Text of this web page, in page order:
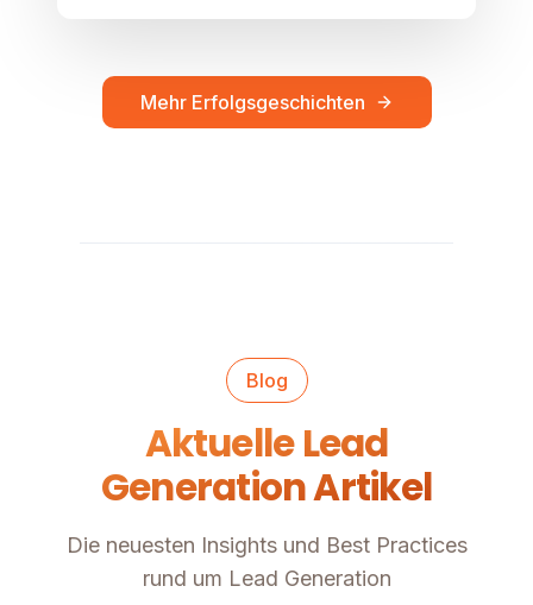
Mehr Erfolgsgeschichten
Blog
Aktuelle Lead
Generation Artikel
Die neuesten Insights und Best Practices
rund um Lead Generation